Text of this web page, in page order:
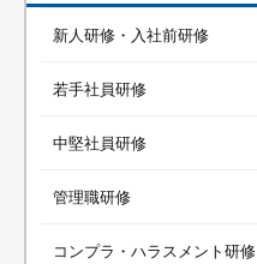
新人研修・入社前研修
若手社員研修
中堅社員研修
管理職研修
コンプラ・ハラスメント研修